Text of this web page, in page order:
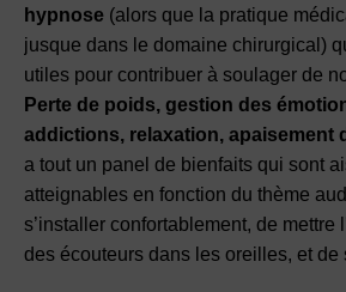
hypnose (alors que la pratique
jusque dans le domaine chirurgical)
utiles pour contribuer à soulager de
Perte de poids, gestion des
addictions, relaxation, apaisement
a tout un panel de bienfaits qui sont
atteignables en fonction du thème
s’installer confortablement, de mettre
des écouteurs dans les oreilles, et de